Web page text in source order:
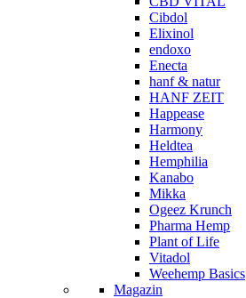
Cibdol
Elixinol
endoxo
Enecta
hanf & natur
HANF ZEIT
Happease
Harmony
Heldtea
Hemphilia
Kanabo
Mikka
Ogeez Krunch
Pharma Hemp
Plant of Life
Vitadol
Weehemp Basics
Magazin